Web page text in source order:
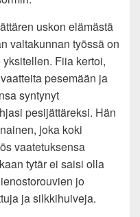
uskon elämästä
valtakunnan työssä on
Fiia kertoi,
pesemään ja
syntynyt
pesijättäreksi. Hän
joka koki
vaatetuksensa
tytär ei saisi olla
jo
ja silkkihuiveja.